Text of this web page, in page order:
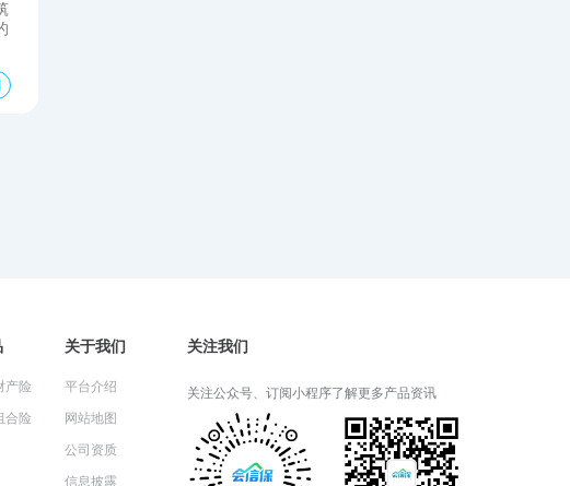
2024-05-31 03:14:27
产险
合险
关于我们
平台介绍
网站地图
公司资质
信息披露
关注我们
关注公众号、订阅小程序了解更多产品资讯